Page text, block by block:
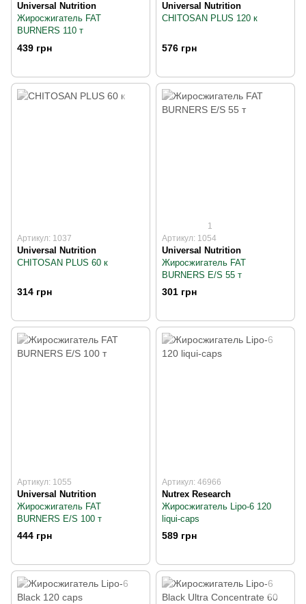
Universal Nutrition
Жиросжигатель FAT
BURNERS 110 т
439 грн
Universal Nutrition
CHITOSAN PLUS 120 к
576 грн
Артикул: 1037
Universal Nutrition
CHITOSAN PLUS 60 к
314 грн
1
Артикул: 1054
Universal Nutrition
Жиросжигатель FAT
BURNERS E/S 55 т
301 грн
Артикул: 1055
Universal Nutrition
Жиросжигатель FAT
BURNERS Е/S 100 т
444 грн
Артикул: 46966
Nutrex Research
Жиросжигатель Lipo-6 120
liqui-caps
589 грн